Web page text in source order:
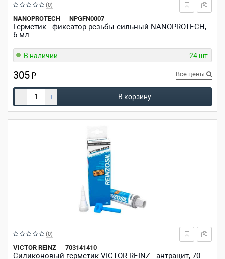
NANOPROTECH NPGFN0007
Герметик - фиксатор резьбы сильный NANOPROTECH,
6 мл.
Рейтинг:
из
звезд
(0)
В наличии 24 шт.
305₽ Все цены
- + В корзину
VICTOR REINZ 703141410
Силиконовый герметик VICTOR REINZ - антрацит, 70
Рейтинг:
из
5
(0)